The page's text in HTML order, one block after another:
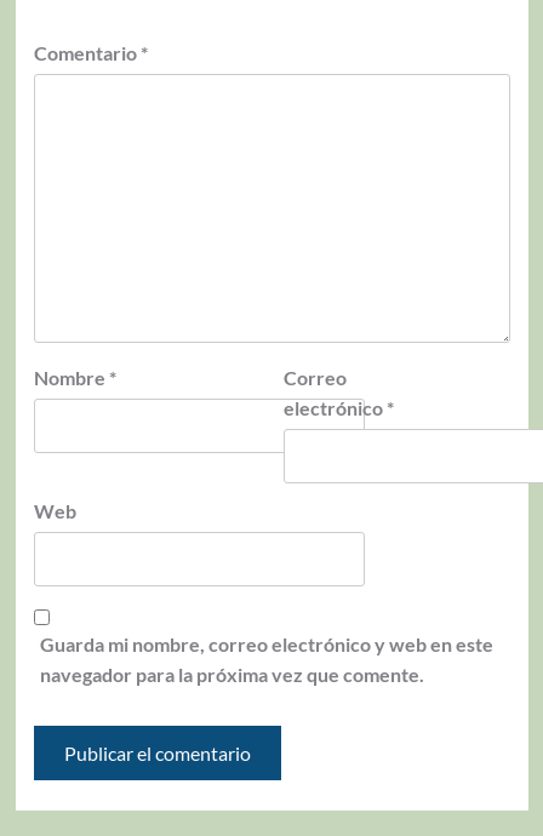
Comentario *
Nombre *
Correo
electrónico *
Web
Guarda mi nombre, correo electrónico y web en este
navegador para la próxima vez que comente.